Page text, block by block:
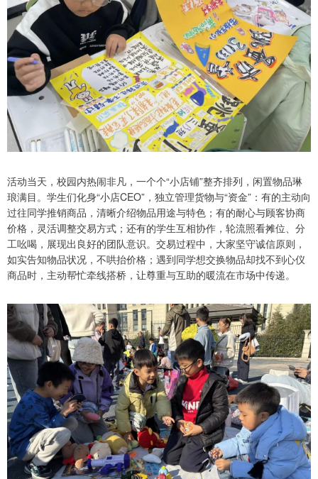
活动当天，校园内热闹非凡，一个个“小店铺”整齐排列，闲置物品琳
琅满目。学生们化身“小店CEO”，独立管理货物与“资金”：有的主动向
过往同学推销商品，清晰介绍物品用途与特色；有的耐心与顾客协商
价格，灵活调整交易方式；还有的学生互相协作，轮流照看摊位、分
工吆喝，展现出良好的团队意识。交易过程中，大家坚守诚信原则，
如实告知物品状况，不哄抬价格；遇到同学想交换物品却找不到心仪
商品时，主动帮忙牵线搭桥，让尊重与互助的暖流在市场中传递。